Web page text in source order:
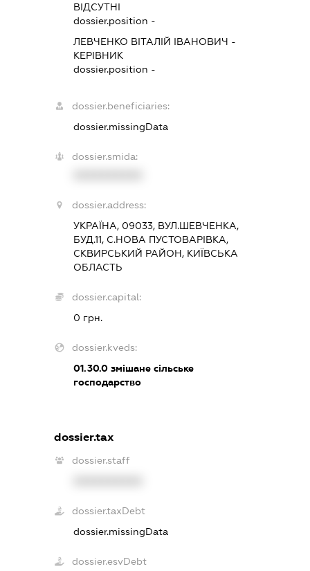
ВІДСУТНІ
dossier.position -
ЛЕВЧЕНКО ВІТАЛІЙ ІВАНОВИЧ -
КЕРІВНИК
dossier.position -
dossier.beneficiaries:
dossier.missingData
dossier.smida:
dossier.address:
УКРАЇНА, 09033, ВУЛ.ШЕВЧЕНКА,
БУД.11, С.НОВА ПУСТОВАРІВКА,
СКВИРСЬКИЙ РАЙОН, КИЇВСЬКА
ОБЛАСТЬ
dossier.capital:
0 грн.
dossier.kveds:
01.30.0змішане сільське
господарство
dossier.tax
dossier.staff
dossier.taxDebt
dossier.missingData
dossier.esvDebt